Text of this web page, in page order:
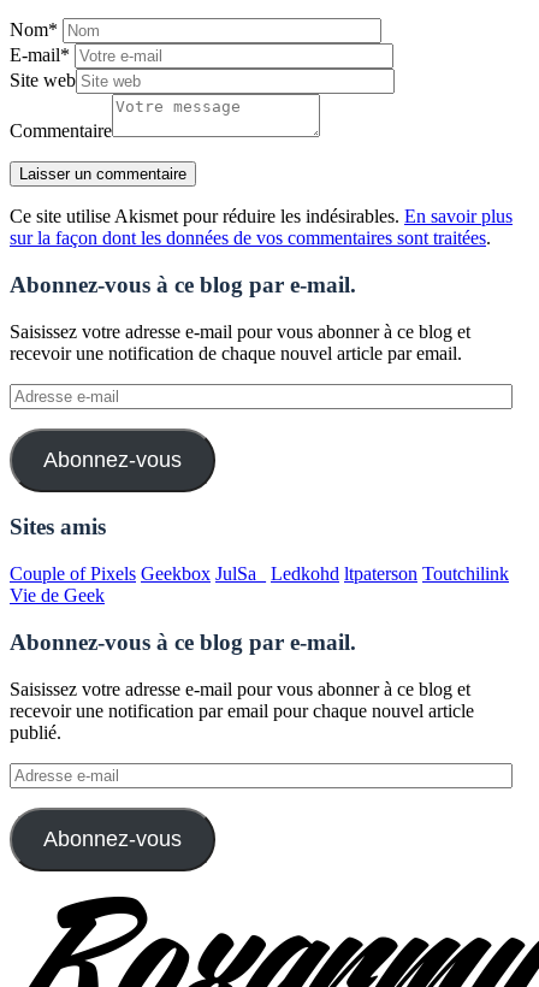
Nom*
E-mail*
Site web
Commentaire
Ce site utilise Akismet pour réduire les indésirables. En savoir plus
sur la façon dont les données de vos commentaires sont traitées.
Abonnez-vous à ce blog par e-mail.
Saisissez votre adresse e-mail pour vous abonner à ce blog et
recevoir une notification de chaque nouvel article par email.
Adresse
e-
mail
Abonnez-vous
Sites amis
Couple of Pixels Geekbox JulSa_ Ledkohd ltpaterson Toutchilink
Vie de Geek
Abonnez-vous à ce blog par e-mail.
Saisissez votre adresse e-mail pour vous abonner à ce blog et
recevoir une notification par email pour chaque nouvel article
publié.
Adresse
e-
mail
Abonnez-vous